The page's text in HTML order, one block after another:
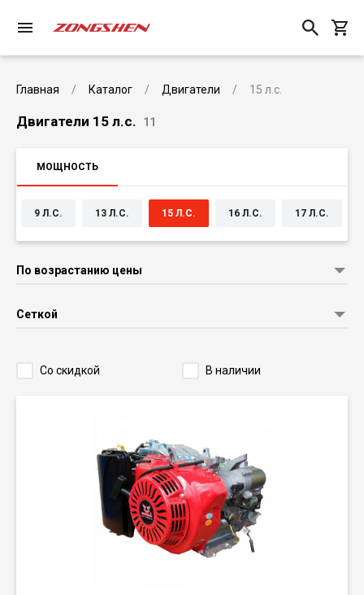
Главная Каталог Двигатели 15 л.с.
Двигатели 15 л.с. 11
МОЩНОСТЬ
9 Л.С. 13 Л.С. 15 Л.С. 16 Л.С. 17 Л.С.
По возрастанию цены
Сеткой
Со скидкой В наличии